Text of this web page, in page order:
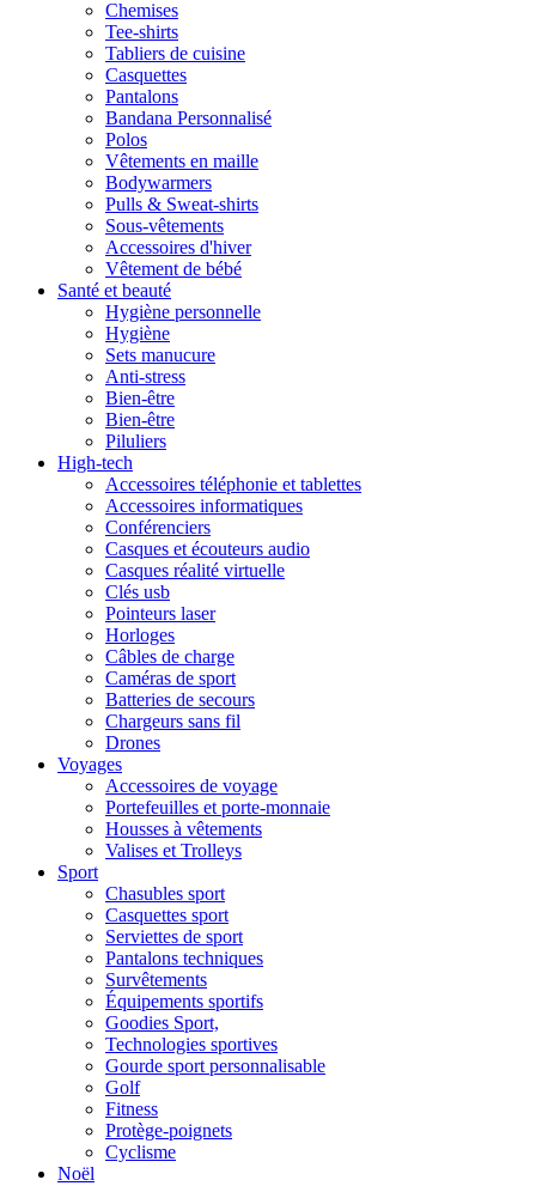
Chemises
Tee-shirts
Tabliers de cuisine
Casquettes
Pantalons
Bandana Personnalisé
Polos
Vêtements en maille
Bodywarmers
Pulls & Sweat-shirts
Sous-vêtements
Accessoires d'hiver
Vêtement de bébé
Santé et beauté
Hygiène personnelle
Hygiène
Sets manucure
Anti-stress
Bien-être
Bien-être
Piluliers
High-tech
Accessoires téléphonie et tablettes
Accessoires informatiques
Conférenciers
Casques et écouteurs audio
Casques réalité virtuelle
Clés usb
Pointeurs laser
Horloges
Câbles de charge
Caméras de sport
Batteries de secours
Chargeurs sans fil
Drones
Voyages
Accessoires de voyage
Portefeuilles et porte-monnaie
Housses à vêtements
Valises et Trolleys
Sport
Chasubles sport
Casquettes sport
Serviettes de sport
Pantalons techniques
Survêtements
Équipements sportifs
Goodies Sport,
Technologies sportives
Gourde sport personnalisable
Golf
Fitness
Protège-poignets
Cyclisme
Noël